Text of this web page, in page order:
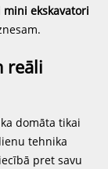
ekskavatori
reāli
domāta tikai
tehnika
pret savu